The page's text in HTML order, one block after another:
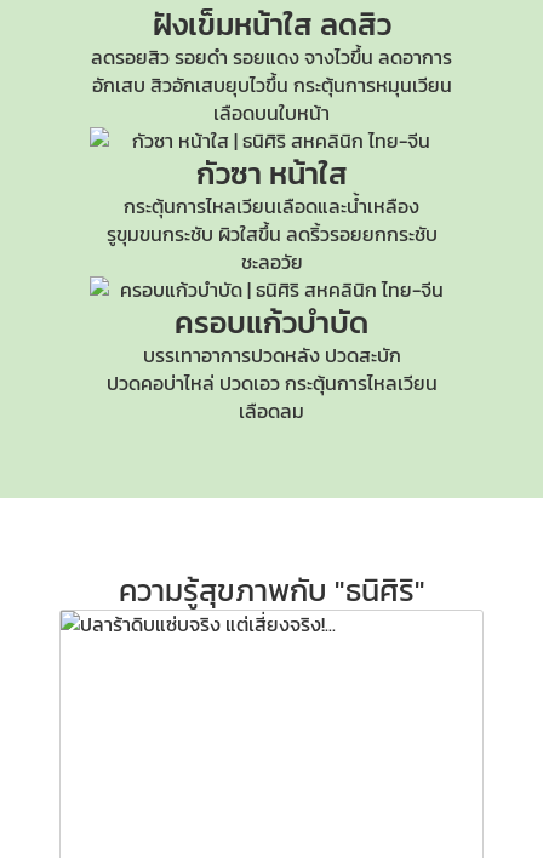
ฝังเข็มหน้าใส ลดสิว
ลดรอยสิว รอยดำ รอยแดง จางไวขึ้น ลดอาการ
อักเสบ สิวอักเสบยุบไวขึ้น กระตุ้นการหมุนเวียน
เลือดบนใบหน้า
กัวซา หน้าใส
กระตุ้นการไหลเวียนเลือดและน้ำเหลือง
รูขุมขนกระชับ ผิวใสขึ้น ลดริ้วรอยยกกระชับ
ชะลอวัย
ครอบแก้วบำบัด
บรรเทาอาการปวดหลัง ปวดสะบัก
ปวดคอบ่าไหล่ ปวดเอว กระตุ้นการไหลเวียน
เลือดลม
ความรู้สุขภาพกับ "ธนิศิริ"